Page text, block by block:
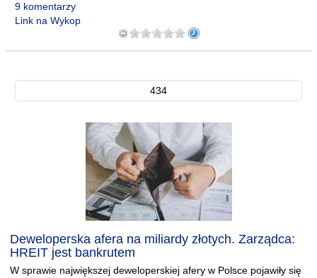
9 komentarzy
Link na Wykop
434
Deweloperska afera na miliardy złotych. Zarządca:
HREIT jest bankrutem
W sprawie największej deweloperskiej afery w Polsce pojawiły się